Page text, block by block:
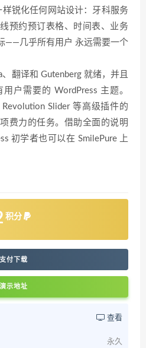
锐化任何网站设计：牙科服务
预约预订表格、时间表、业务
——几乎所有用户 永远需要一个
翻译和 Gutenberg 就绪，并且
户需要的 WordPress 主题。
Slider 等高级插件的
费力的任务。借助全面的说明
初学者也可以在 SmilePure 上
积分
支付下载
演示地址
查看
永久